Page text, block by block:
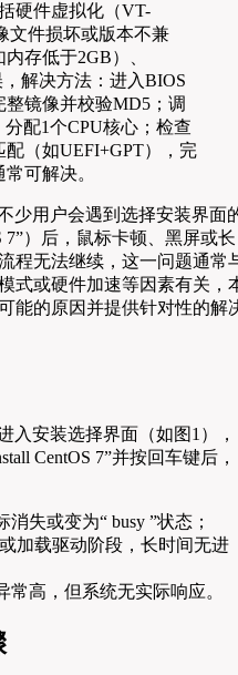
硬件虚拟化（VT-
文件损坏或版本不兼
存低于2GB）、
解决方法：进入BIOS
镜像并校验MD5；调
配1个CPU核心；检查
（如UEFI+GPT），完
可解决。
少用户会遇到选择安装界面
7”）后，鼠标卡顿、黑屏或长
程无法继续，这一问题通常
式或硬件加速等因素有关，
能的原因并提供针对性的解
入安装选择界面（如图1），
CentOS 7”并按回车键后，
失或变为“ busy ”状态；
加载驱动阶段，长时间无进
常高，但系统无实际响应。